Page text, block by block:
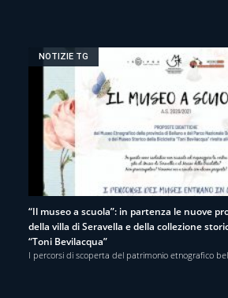
NOTIZIE TG
“Il museo a scuola”: in partenza le nuove
della villa di Seravella e della collezione
“Toni Bevilacqua”
I percorsi di scoperta del patrimonio etnografico